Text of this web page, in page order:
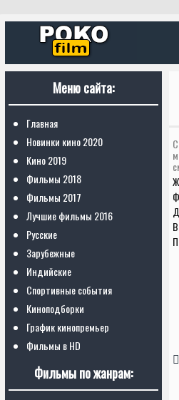
Меню сайта:
Главная
Новинки кино 2020
Кино 2019
Фильмы 2018
Фильмы 2017
Лучшие фильмы 2016
Русские
Зарубежные
Индийские
Спортивные события
Киноподборки
График кинопремьер
Фильмы в HD
Фильмы по жанрам: